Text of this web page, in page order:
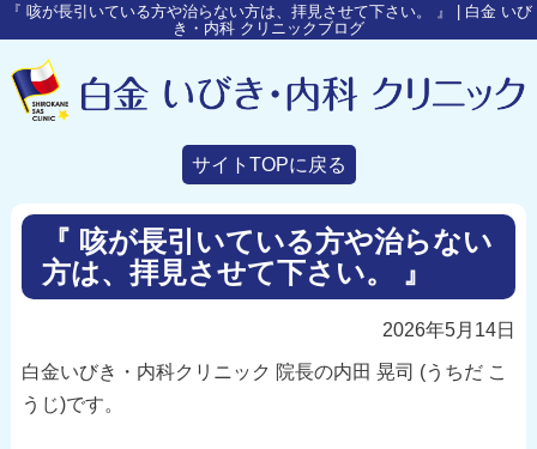
『 咳が長引いている方や治らない方は、拝見させて下さい。 』 | 白金 いび
き・内科 クリニックブログ
サイトTOPに戻る
『 咳が長引いている方や治らない
方は、拝見させて下さい。 』
2026年5月14日
白金いびき・内科クリニック 院長の内田 晃司 (うちだ こ
うじ)です。